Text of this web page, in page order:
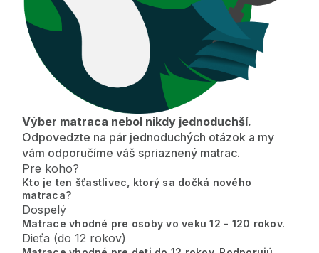
Výber matraca nebol nikdy jednoduchší.
Odpovedzte na pár jednoduchých otázok a my
vám odporučíme váš spriaznený matrac.
Pre koho?
Kto je ten šťastlivec, ktorý sa dočká nového
matraca?
Dospelý
Matrace vhodné pre osoby vo veku 12 - 120 rokov.
Dieťa (do 12 rokov)